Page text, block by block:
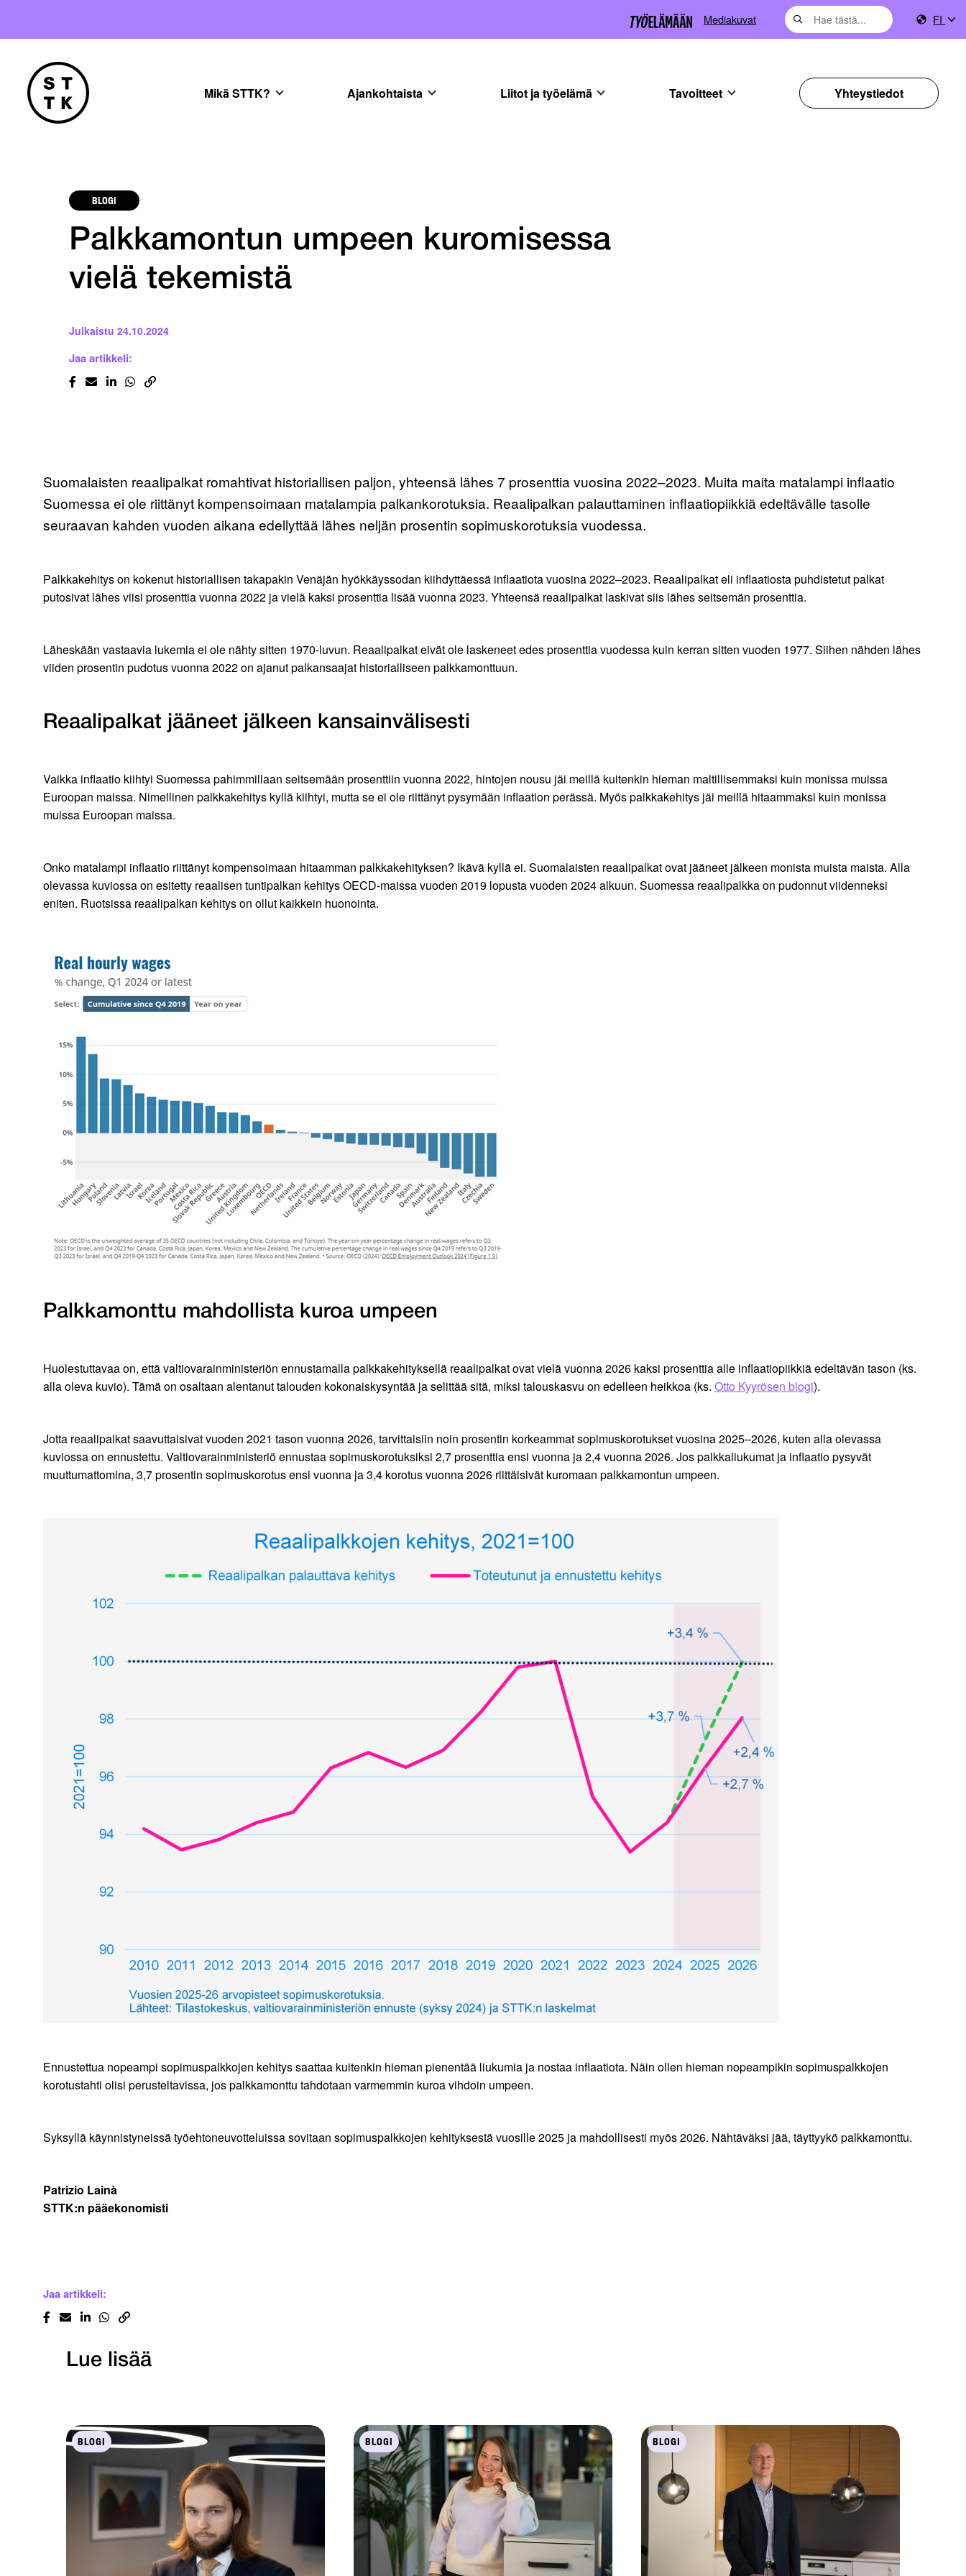
Mediakuvat FI
Mikä STTK? Ajankohtaista Liitot ja työelämä Tavoitteet Yhteystiedot
BLOGI
Palkkamontun umpeen kuromisessa
vielä tekemistä
Julkaistu 24.10.2024
Jaa artikkeli:
Suomalaisten reaalipalkat romahtivat historiallisen paljon, yhteensä lähes 7 prosenttia vuosina 2022–2023. Muita maita matalampi inflaatio
Suomessa ei ole riittänyt kompensoimaan matalampia palkankorotuksia. Reaalipalkan palauttaminen inflaatiopiikkiä edeltävälle tasolle
seuraavan kahden vuoden aikana edellyttää lähes neljän prosentin sopimuskorotuksia vuodessa.
Palkkakehitys on kokenut historiallisen takapakin Venäjän hyökkäyssodan kiihdyttäessä inflaatiota vuosina 2022–2023. Reaalipalkat eli inflaatiosta puhdistetut palkat
putosivat lähes viisi prosenttia vuonna 2022 ja vielä kaksi prosenttia lisää vuonna 2023. Yhteensä reaalipalkat laskivat siis lähes seitsemän prosenttia.
Läheskään vastaavia lukemia ei ole nähty sitten 1970-luvun. Reaalipalkat eivät ole laskeneet edes prosenttia vuodessa kuin kerran sitten vuoden 1977. Siihen nähden lähes
viiden prosentin pudotus vuonna 2022 on ajanut palkansaajat historialliseen palkkamonttuun.
Reaalipalkat jääneet jälkeen kansainvälisesti
Vaikka inflaatio kiihtyi Suomessa pahimmillaan seitsemään prosenttiin vuonna 2022, hintojen nousu jäi meillä kuitenkin hieman maltillisemmaksi kuin monissa muissa
Euroopan maissa. Nimellinen palkkakehitys kyllä kiihtyi, mutta se ei ole riittänyt pysymään inflaation perässä. Myös palkkakehitys jäi meillä hitaammaksi kuin monissa
muissa Euroopan maissa.
Onko matalampi inflaatio riittänyt kompensoimaan hitaamman palkkakehityksen? Ikävä kyllä ei. Suomalaisten reaalipalkat ovat jääneet jälkeen monista muista maista. Alla
olevassa kuviossa on esitetty reaalisen tuntipalkan kehitys OECD-maissa vuoden 2019 lopusta vuoden 2024 alkuun. Suomessa reaalipalkka on pudonnut viidenneksi
eniten. Ruotsissa reaalipalkan kehitys on ollut kaikkein huonointa.
Palkkamonttu mahdollista kuroa umpeen
Huolestuttavaa on, että valtiovarainministeriön ennustamalla palkkakehityksellä reaalipalkat ovat vielä vuonna 2026 kaksi prosenttia alle inflaatiopiikkiä edeltävän tason (ks.
alla oleva kuvio). Tämä on osaltaan alentanut talouden kokonaiskysyntää ja selittää sitä, miksi talouskasvu on edelleen heikkoa (ks. Otto Kyyrösen blogi).
Jotta reaalipalkat saavuttaisivat vuoden 2021 tason vuonna 2026, tarvittaisiin noin prosentin korkeammat sopimuskorotukset vuosina 2025–2026, kuten alla olevassa
kuviossa on ennustettu. Valtiovarainministeriö ennustaa sopimuskorotuksiksi 2,7 prosenttia ensi vuonna ja 2,4 vuonna 2026. Jos palkkaliukumat ja inflaatio pysyvät
muuttumattomina, 3,7 prosentin sopimuskorotus ensi vuonna ja 3,4 korotus vuonna 2026 riittäisivät kuromaan palkkamontun umpeen.
Ennustettua nopeampi sopimuspalkkojen kehitys saattaa kuitenkin hieman pienentää liukumia ja nostaa inflaatiota. Näin ollen hieman nopeampikin sopimuspalkkojen
korotustahti olisi perusteltavissa, jos palkkamonttu tahdotaan varmemmin kuroa vihdoin umpeen.
Syksyllä käynnistyneissä työehtoneuvotteluissa sovitaan sopimuspalkkojen kehityksestä vuosille 2025 ja mahdollisesti myös 2026. Nähtäväksi jää, täyttyykö palkkamonttu.
Patrizio Lainà
STTK:n pääekonomisti
Jaa artikkeli:
Lue lisää
BLOGI BLOGI BLOGI